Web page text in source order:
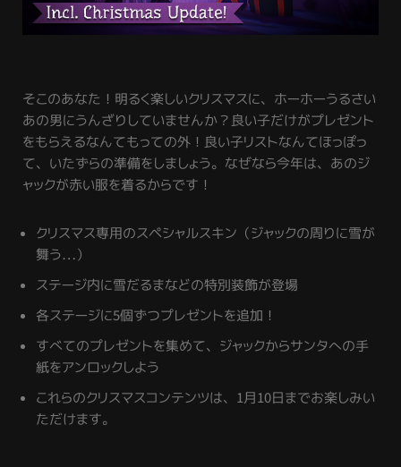
そこのあなた！明るく楽しいクリスマスに、ホーホーうるさい
あの男にうんざりしていませんか？良い子だけがプレゼント
をもらえるなんてもっての外！良い子リストなんてほっぽっ
て、いたずらの準備をしましょう。なぜなら今年は、あのジ
ャックが赤い服を着るからです！
クリスマス専用のスペシャルスキン（ジャックの周りに雪が
舞う…）
ステージ内に雪だるまなどの特別装飾が登場
各ステージに5個ずつプレゼントを追加！
すべてのプレゼントを集めて、ジャックからサンタへの手
紙をアンロックしよう
これらのクリスマスコンテンツは、1月10日までお楽しみい
ただけます。